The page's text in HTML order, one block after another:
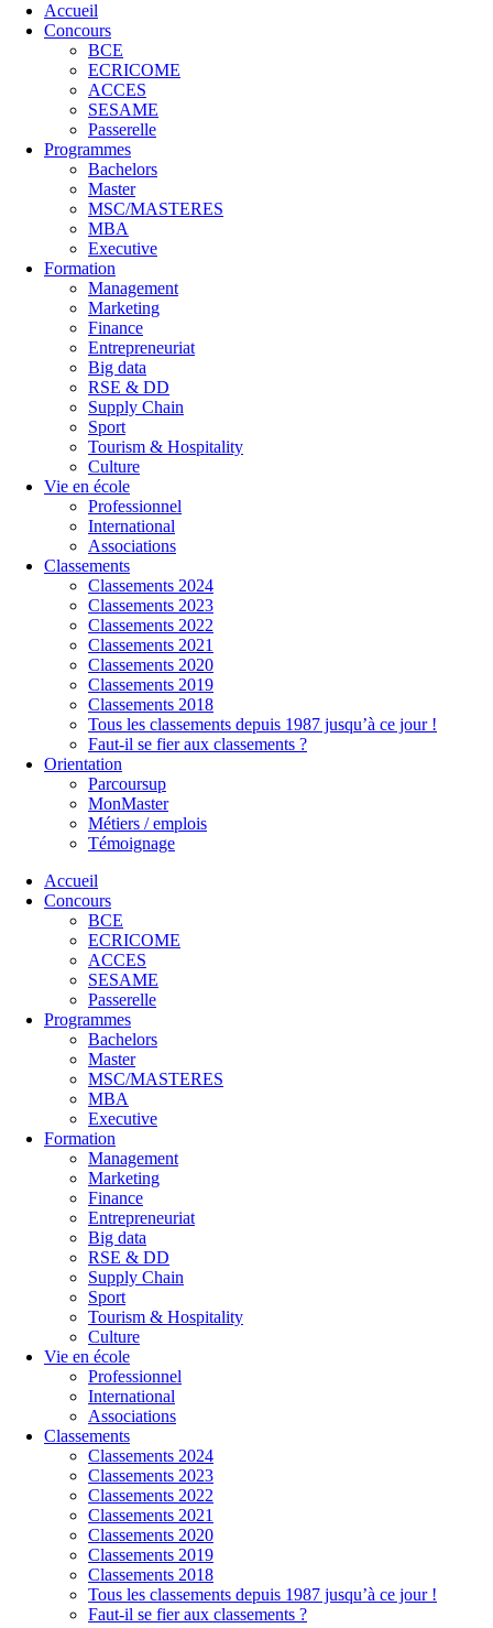
Accueil
Concours
BCE
ECRICOME
ACCES
SESAME
Passerelle
Programmes
Bachelors
Master
MSC/MASTERES
MBA
Executive
Formation
Management
Marketing
Finance
Entrepreneuriat
Big data
RSE & DD
Supply Chain
Sport
Tourism & Hospitality
Culture
Vie en école
Professionnel
International
Associations
Classements
Classements 2024
Classements 2023
Classements 2022
Classements 2021
Classements 2020
Classements 2019
Classements 2018
Tous les classements depuis 1987 jusqu’à ce jour !
Faut-il se fier aux classements ?
Orientation
Parcoursup
MonMaster
Métiers / emplois
Témoignage
Accueil
Concours
BCE
ECRICOME
ACCES
SESAME
Passerelle
Programmes
Bachelors
Master
MSC/MASTERES
MBA
Executive
Formation
Management
Marketing
Finance
Entrepreneuriat
Big data
RSE & DD
Supply Chain
Sport
Tourism & Hospitality
Culture
Vie en école
Professionnel
International
Associations
Classements
Classements 2024
Classements 2023
Classements 2022
Classements 2021
Classements 2020
Classements 2019
Classements 2018
Tous les classements depuis 1987 jusqu’à ce jour !
Faut-il se fier aux classements ?